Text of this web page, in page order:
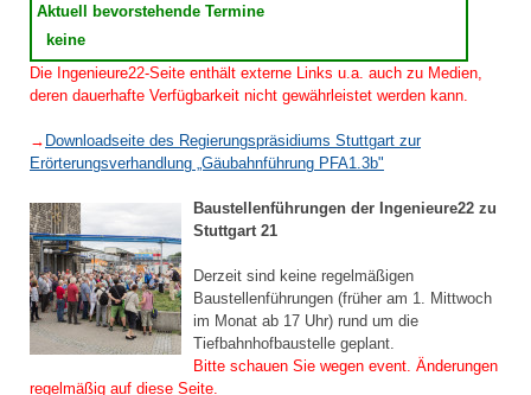
Aktuell bevorstehende Termine
keine
Die Ingenieure22-Seite enthält externe Links u.a. auch zu Medien,
deren dauerhafte Verfügbarkeit nicht gewährleistet werden kann.
→ Downloadseite des Regierungspräsidiums Stuttgart zur
Erörterungsverhandlung „Gäubahnführung PFA1.3b"
Baustellenführungen der Ingenieure22 zu
Stuttgart 21
Derzeit sind keine regelmäßigen
Baustellenführungen (früher am 1. Mittwoch
im Monat ab 17 Uhr) rund um die
Tiefbahnhofbaustelle geplant.
Bitte schauen Sie wegen event. Änderungen
regelmäßig auf diese Seite.